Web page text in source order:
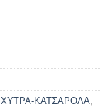
ΧΥΤΡΑ-ΚΑΤΣΑΡΟΛΑ